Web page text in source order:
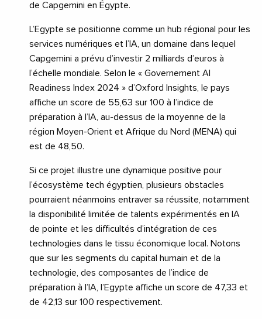
de Capgemini en Égypte.
L’Egypte se positionne comme un hub régional pour les
services numériques et l’IA, un domaine dans lequel
Capgemini a prévu d’investir 2 milliards d’euros à
l’échelle mondiale. Selon le « Governement AI
Readiness Index 2024 » d’Oxford Insights, le pays
affiche un score de 55,63 sur 100 à l’indice de
préparation à l’IA, au-dessus de la moyenne de la
région Moyen-Orient et Afrique du Nord (MENA) qui
est de 48,50.
Si ce projet illustre une dynamique positive pour
l’écosystème tech égyptien, plusieurs obstacles
pourraient néanmoins entraver sa réussite, notamment
la disponibilité limitée de talents expérimentés en IA
de pointe et les difficultés d’intégration de ces
technologies dans le tissu économique local. Notons
que sur les segments du capital humain et de la
technologie, des composantes de l’indice de
préparation à l’IA, l’Egypte affiche un score de 47,33 et
de 42,13 sur 100 respectivement.